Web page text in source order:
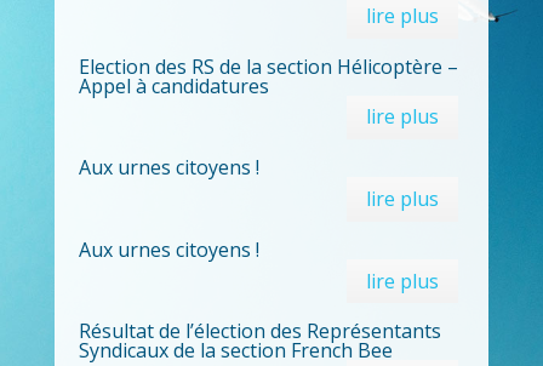
lire plus
Election des RS de la section Hélicoptère –
Appel à candidatures
lire plus
Aux urnes citoyens !
lire plus
Aux urnes citoyens !
lire plus
Résultat de l’élection des Représentants
Syndicaux de la section French Bee